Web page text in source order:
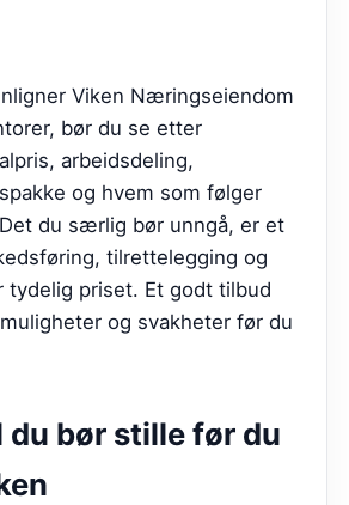
Viken Næringseiendom
bør du se etter
arbeidsdeling,
og hvem som følger
du særlig bør unngå, er et
tilrettelegging og
tydelig priset. Et godt tilbud
og svakheter før du
du bør stille før du